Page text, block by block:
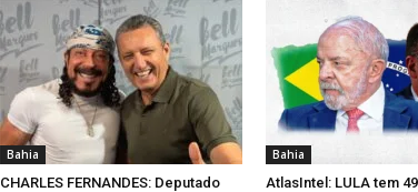
Bahia
CHARLES FERNANDES: Deputado
Bahia
AtlasIntel: LULA tem